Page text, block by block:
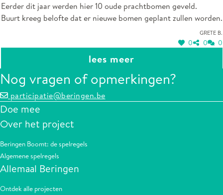
Eerder dit jaar werden hier 10 oude prachtbomen geveld.
Buurt kreeg belofte dat er nieuwe bomen geplant zullen worden.
Grete B.
0 0 0
lees meer
Nog vragen of opmerkingen?
participatie@beringen.be
Doe mee
Over het project
Beringen Boomt: de spelregels
Algemene spelregels
Allemaal Beringen
Ontdek alle projecten